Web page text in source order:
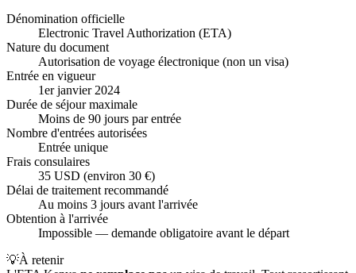
Dénomination officielle
Electronic Travel Authorization (ETA)
Nature du document
Autorisation de voyage électronique (non un visa)
Entrée en vigueur
1er janvier 2024
Durée de séjour maximale
Moins de 90 jours par entrée
Nombre d'entrées autorisées
Entrée unique
Frais consulaires
35 USD (environ 30 €)
Délai de traitement recommandé
Au moins 3 jours avant l'arrivée
Obtention à l'arrivée
Impossible — demande obligatoire avant le départ
💡À retenir